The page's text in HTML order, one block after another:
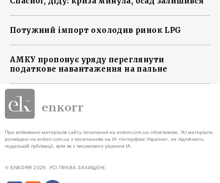
Потужний імпорт охолодив ринок LPG
АМКУ пропонує уряду переглянути
податкове навантаження на пальне
При копіюванні матеріалів сайту посилання на enkorr.com.ua обов'язкове. Усі матеріали,
розміщені на enkorr.com.ua з посиланням на ІА «Інтерфакс-Україна», не підлягають
подальшій публікації, крім як з письмового рішення ІА.
© ENKORR 2026. УСІ ПРАВА ЗАХИЩЕНІ.